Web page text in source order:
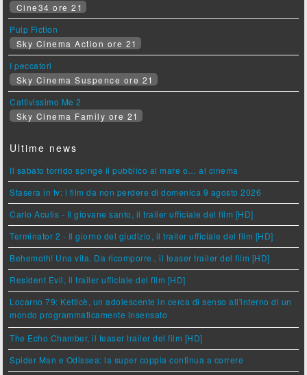
Cine34 ore 21
Pulp Fiction
Sky Cinema Action ore 21
I peccatori
Sky Cinema Suspence ore 21
Cattivissimo Me 2
Sky Cinema Family ore 21
Ultime news
Il sabato torrido spinge il pubblico al mare o… al cinema
Stasera in tv: i film da non perdere di domenica 9 agosto 2026
Carlo Acutis - Il giovane santo, il trailer ufficiale del film [HD]
Terminator 2 - Il giorno del giudizio, il trailer ufficiale del film [HD]
Behemoth! Una vita. Da ricomporre., il teaser trailer del film [HD]
Resident Evil, il trailer ufficiale del film [HD]
Locarno 79: Ketticè, un adolescente in cerca di senso all'interno di un
mondo programmaticamente insensato
The Echo Chamber, il teaser trailer del film [HD]
Spider Man e Odissea: la super coppia continua a correre